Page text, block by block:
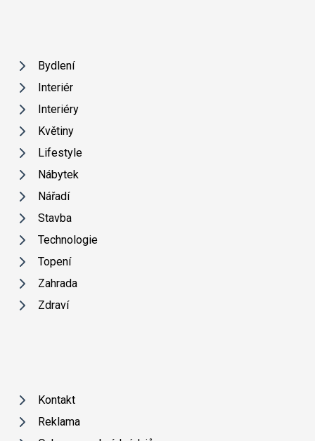
Bydlení
Interiér
Interiéry
Květiny
Lifestyle
Nábytek
Nářadí
Stavba
Technologie
Topení
Zahrada
Zdraví
Kontakt
Reklama